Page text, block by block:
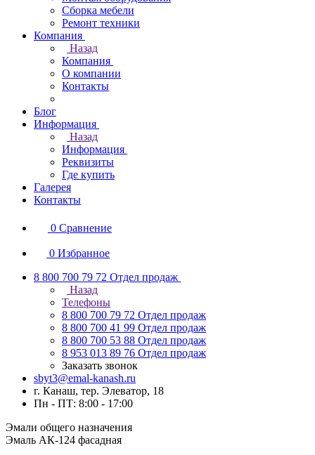
Сборка мебели
Ремонт техники
Компания
Назад
Компания
О компании
Контакты
Блог
Информация
Назад
Информация
Реквизиты
Где купить
Галерея
Контакты
0 Сравнение
0 Избранное
8 800 700 79 72 Отдел продаж
Назад
Телефоны
8 800 700 79 72 Отдел продаж
8 800 700 41 99 Отдел продаж
8 800 700 53 88 Отдел продаж
8 953 013 89 76 Отдел продаж
Заказать звонок
sbyt3@emal-kanash.ru
г. Канаш, тер. Элеватор, 18
Пн - ПТ: 8:00 - 17:00
Эмали общего назначения
Эмаль АК-124 фасадная